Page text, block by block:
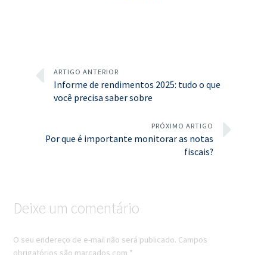
ARTIGO ANTERIOR
Informe de rendimentos 2025: tudo o que
você precisa saber sobre
PRÓXIMO ARTIGO
Por que é importante monitorar as notas
fiscais?
Deixe um comentário
O seu endereço de e-mail não será publicado. Campos
obrigatórios são marcados com *